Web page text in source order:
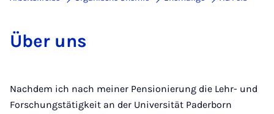
Über uns
Nachdem ich nach meiner Pensionierung die Lehr- und
Forschungstätigkeit an der Universität Paderborn